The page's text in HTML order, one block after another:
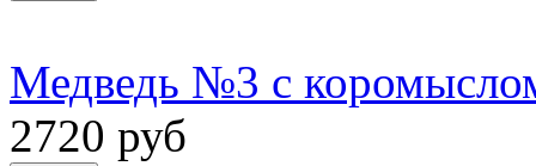
Медведь №3 с
2720 руб